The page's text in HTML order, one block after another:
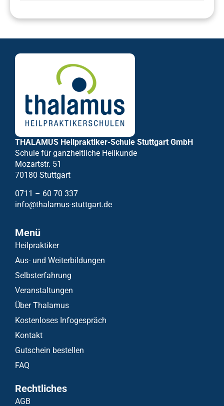
THALAMUS Heilpraktiker-Schule Stuttgart GmbH
Schule für ganzheitliche Heilkunde
Mozartstr. 51
70180 Stuttgart
0711 – 60 70 337
info@thalamus-stuttgart.de
Menü
Heilpraktiker
Aus- und Weiterbildungen
Selbsterfahrung
Veranstaltungen
Über Thalamus
Kostenloses Infogespräch
Kontakt
Gutschein bestellen
FAQ
Rechtliches
AGB